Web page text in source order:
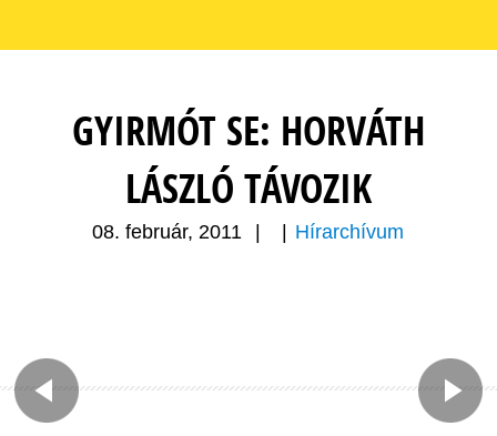
GYIRMÓT SE: HORVÁTH
LÁSZLÓ TÁVOZIK
08. február, 2011 Hírarchívum